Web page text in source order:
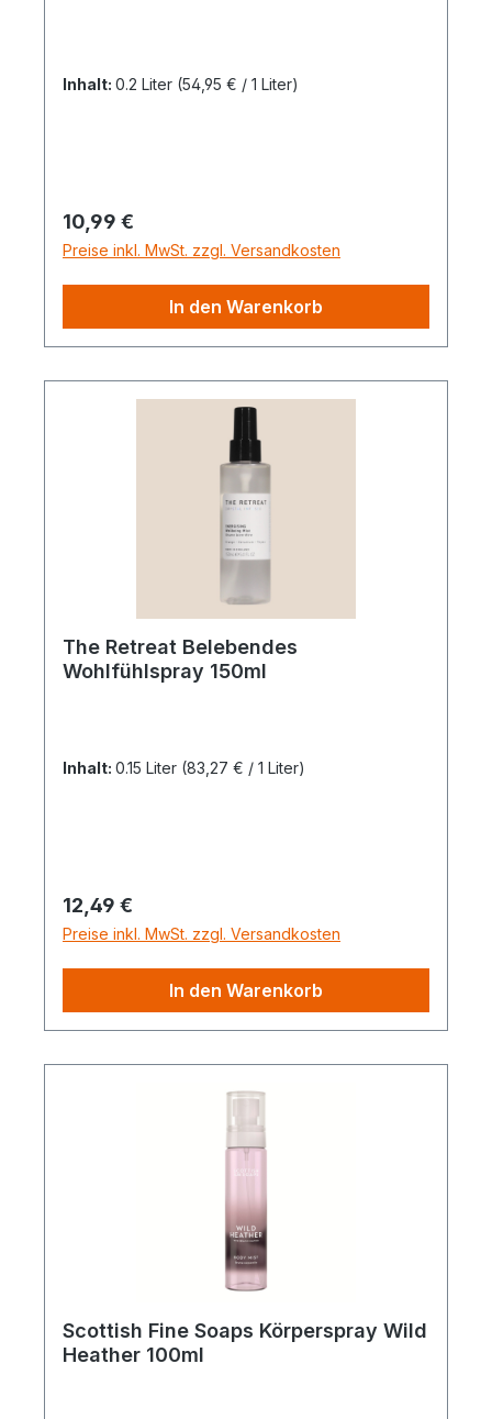
Inhalt: 0.2 Liter (54,95 € / 1 Liter)
Regulärer Preis:
10,99 €
Preise inkl. MwSt. zzgl. Versandkosten
In den Warenkorb
The Retreat Belebendes
Wohlfühlspray 150ml
Inhalt: 0.15 Liter (83,27 € / 1 Liter)
Regulärer Preis:
12,49 €
Preise inkl. MwSt. zzgl. Versandkosten
In den Warenkorb
Scottish Fine Soaps Körperspray Wild
Heather 100ml